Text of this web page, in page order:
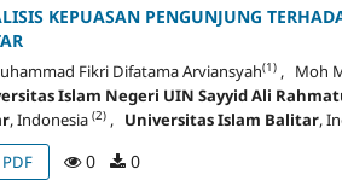
KEPUASAN PENGUNJUNG
Fikri Difatama Arviansyah(1) , Moh
Islam Negeri UIN Sayyid Ali
, Indonesia (2) , Universitas Islam Balitar,
PDF 0 0